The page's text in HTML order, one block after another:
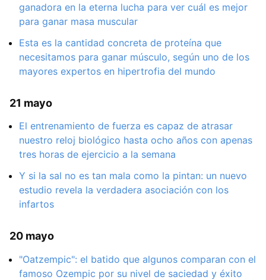
ganadora en la eterna lucha para ver cuál es mejor
para ganar masa muscular
Esta es la cantidad concreta de proteína que
necesitamos para ganar músculo, según uno de los
mayores expertos en hipertrofia del mundo
21 mayo
El entrenamiento de fuerza es capaz de atrasar
nuestro reloj biológico hasta ocho años con apenas
tres horas de ejercicio a la semana
Y si la sal no es tan mala como la pintan: un nuevo
estudio revela la verdadera asociación con los
infartos
20 mayo
"Oatzempic": el batido que algunos comparan con el
famoso Ozempic por su nivel de saciedad y éxito